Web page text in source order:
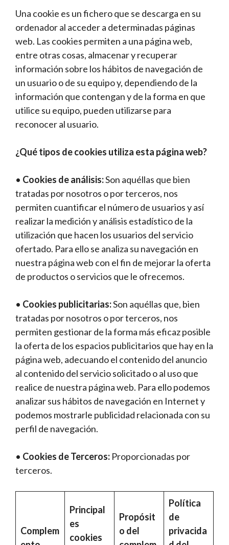
Una cookie es un fichero que se descarga en su
ordenador al acceder a determinadas páginas
web. Las cookies permiten a una página web,
entre otras cosas, almacenar y recuperar
información sobre los hábitos de navegación de
un usuario o de su equipo y, dependiendo de la
información que contengan y de la forma en que
utilice su equipo, pueden utilizarse para
reconocer al usuario.
¿Qué tipos de cookies utiliza esta página web?
• Cookies de análisis:Son aquéllas que bien
tratadas por nosotros o por terceros, nos
permiten cuantificar el número de usuarios y así
realizar la medición y análisis estadístico de la
utilización que hacen los usuarios del servicio
ofertado. Para ello se analiza su navegación en
nuestra página web con el fin de mejorar la oferta
de productos o servicios que le ofrecemos.
• Cookies publicitarias:Son aquéllas que, bien
tratadas por nosotros o por terceros, nos
permiten gestionar de la forma más eficaz posible
la oferta de los espacios publicitarios que hay en la
página web, adecuando el contenido del anuncio
al contenido del servicio solicitado o al uso que
realice de nuestra página web. Para ello podemos
analizar sus hábitos de navegación en Internet y
podemos mostrarle publicidad relacionada con su
perfil de navegación.
• Cookies de Terceros: Proporcionadas por
terceros.
Complem
Principal
es
cookies
Propósit
o del
Política
de
privacida